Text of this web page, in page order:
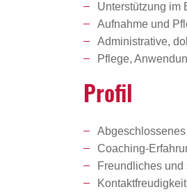
Unterstützung im
Aufnahme und
Administrative,
Pflege,
Profil
Coaching-
Freundliches und